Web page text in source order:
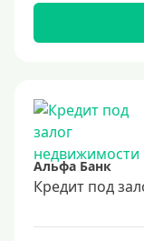
11%
12%
14%
15%
16%
17%
Альфа Банк
Кредит под